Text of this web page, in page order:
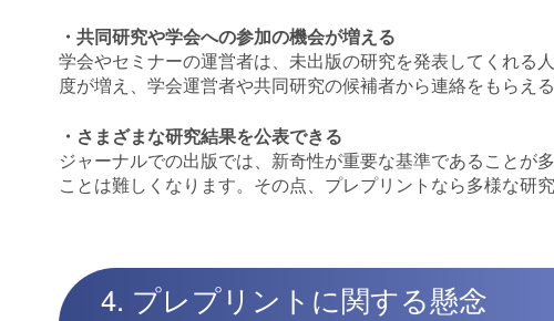
・共同研究や学会への参加の機会が増える
学会やセミナーの運営者は、未出版の研究を発表してくれる
度が増え、学会運営者や共同研究の候補者から連絡をもらえ
・さまざまな研究結果を公表できる
ジャーナルでの出版では、新奇性が重要な基準であることが
ことは難しくなります。その点、プレプリントなら多様な研
4. プレプリントに関する懸念